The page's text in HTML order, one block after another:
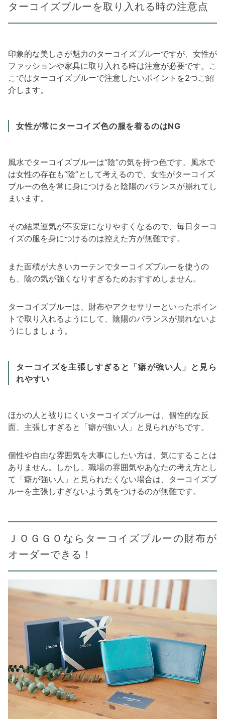
ターコイズブルーを取り入れる時の注意点
印象的な美しさが魅力のターコイズブルーですが、女性が
ファッションや家具に取り入れる時は注意が必要です。こ
こではターコイズブルーで注意したいポイントを2つご紹
介します。
女性が常にターコイズ色の服を着るのはNG
風水でターコイズブルーは“陰”の気を持つ色です。風水で
は女性の存在も“陰”として考えるので、女性がターコイズ
ブルーの色を常に身につけると陰陽のバランスが崩れてし
まいます。
その結果運気が不安定になりやすくなるので、毎日ターコ
イズの服を身につけるのは控えた方が無難です。
また面積が大きいカーテンでターコイズブルーを使うの
も、陰の気が強くなりすぎるためおすすめしません。
ターコイズブルーは、財布やアクセサリーといったポイン
トで取り入れるようにして、陰陽のバランスが崩れないよ
うにしましょう。
ターコイズを主張しすぎると「癖が強い人」と見ら
れやすい
ほかの人と被りにくいターコイズブルーは、個性的な反
面、主張しすぎると「癖が強い人」と見られがちです。
個性や自由な雰囲気を大事にしたい方は、気にすることは
ありません。しかし、職場の雰囲気やあなたの考え方とし
て「癖が強い人」と見られたくない場合は、ターコイズブ
ルーを主張しすぎないよう気をつけるのが無難です。
ＪＯＧＧＯならターコイズブルーの財布が
オーダーできる！